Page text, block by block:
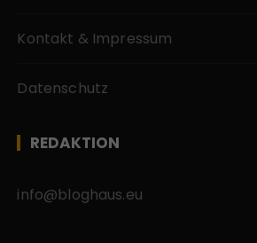
Kontakt & Impressum
Datenschutz
REDAKTION
info@bloghaus.eu